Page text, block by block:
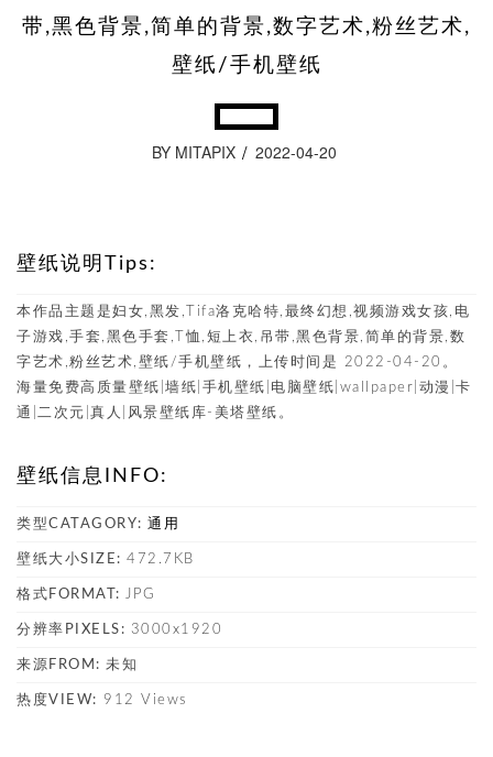
带,黑色背景,简单的背景,数字艺术,粉丝艺术,
壁纸/手机壁纸
BY MITAPIX 2022-04-20
壁纸说明Tips:
本作品主题是妇女,黑发,Tifa洛克哈特,最终幻想,视频游戏女孩,电
子游戏,手套,黑色手套,T恤,短上衣,吊带,黑色背景,简单的背景,数
字艺术,粉丝艺术,壁纸/手机壁纸，上传时间是 2022-04-20。
海量免费高质量壁纸|墙纸|手机壁纸|电脑壁纸|wallpaper|动漫|卡
通|二次元|真人|风景壁纸库-美塔壁纸。
壁纸信息INFO:
类型CATAGORY: 通用
壁纸大小SIZE: 472.7KB
格式FORMAT: JPG
分辨率PIXELS: 3000x1920
来源FROM: 未知
热度VIEW: 912 Views